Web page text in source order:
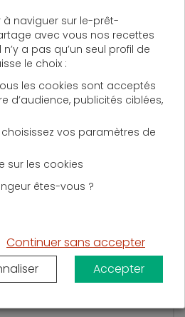
estime que le niveau
des OAT (indice servant
pratiqués par les banques)
d’emprunt de se maintenir
quelques temps».
LE PRÊT IMMOBILIER
1 juin 2026
naviguer sur le-prêt-
avec vous nos recettes
a pas qu’un seul profil de
le choix :
les cookies sont acceptés
d’audience, publicités ciblées,
choisissez vos paramètres de
sur les cookies
êtes-vous ?
Continuer sans accepter
Accepter